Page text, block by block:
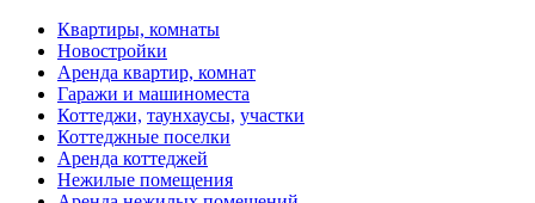
Квартиры, комнаты
Новостройки
Аренда квартир, комнат
Гаражи и машиноместа
Коттеджи, таунхаусы, участки
Коттеджные поселки
Аренда коттеджей
Нежилые помещения